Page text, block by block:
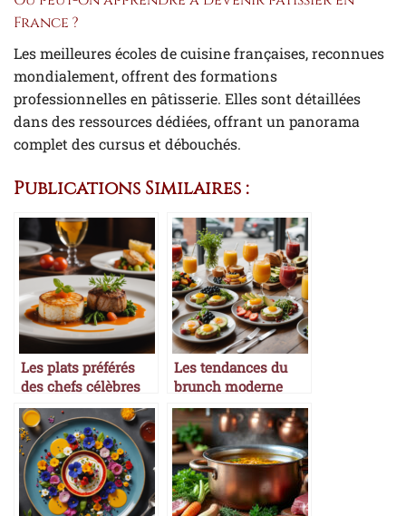
France ?
Les meilleures écoles de cuisine françaises, reconnues
mondialement, offrent des formations
professionnelles en pâtisserie. Elles sont détaillées
dans des ressources dédiées, offrant un panorama
complet des cursus et débouchés.
Publications Similaires :
Les plats préférés
des chefs célèbres
Les tendances du
brunch moderne